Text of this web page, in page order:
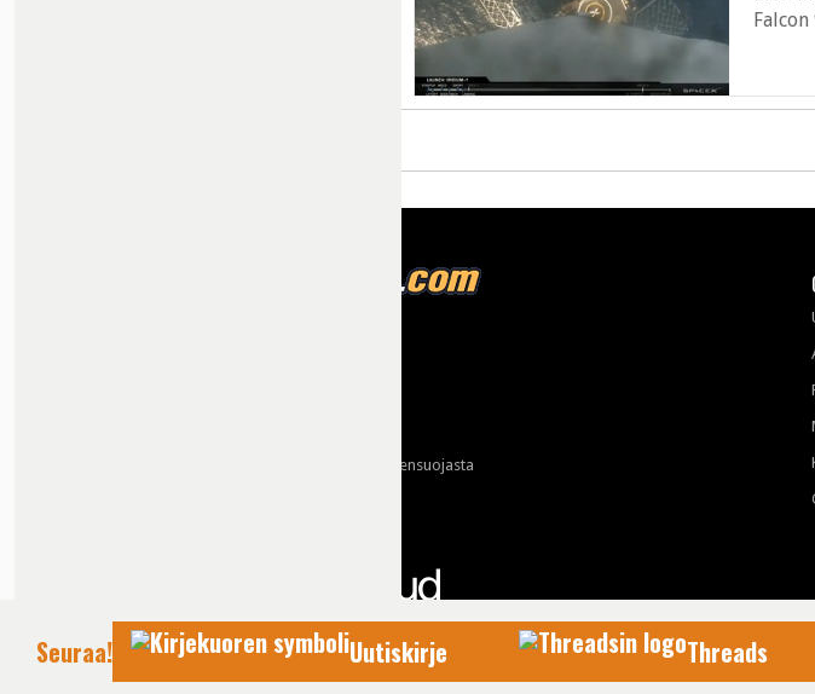
Käyttöehdot ja tietoa yksityisyydensuojasta
Seuraa! Uutiskirje Threads